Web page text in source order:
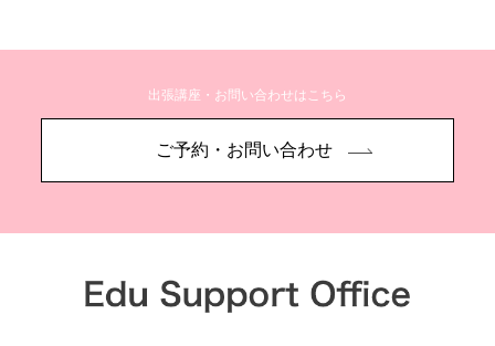
出張講座・お問い合わせはこちら
ご予約・お問い合わせ